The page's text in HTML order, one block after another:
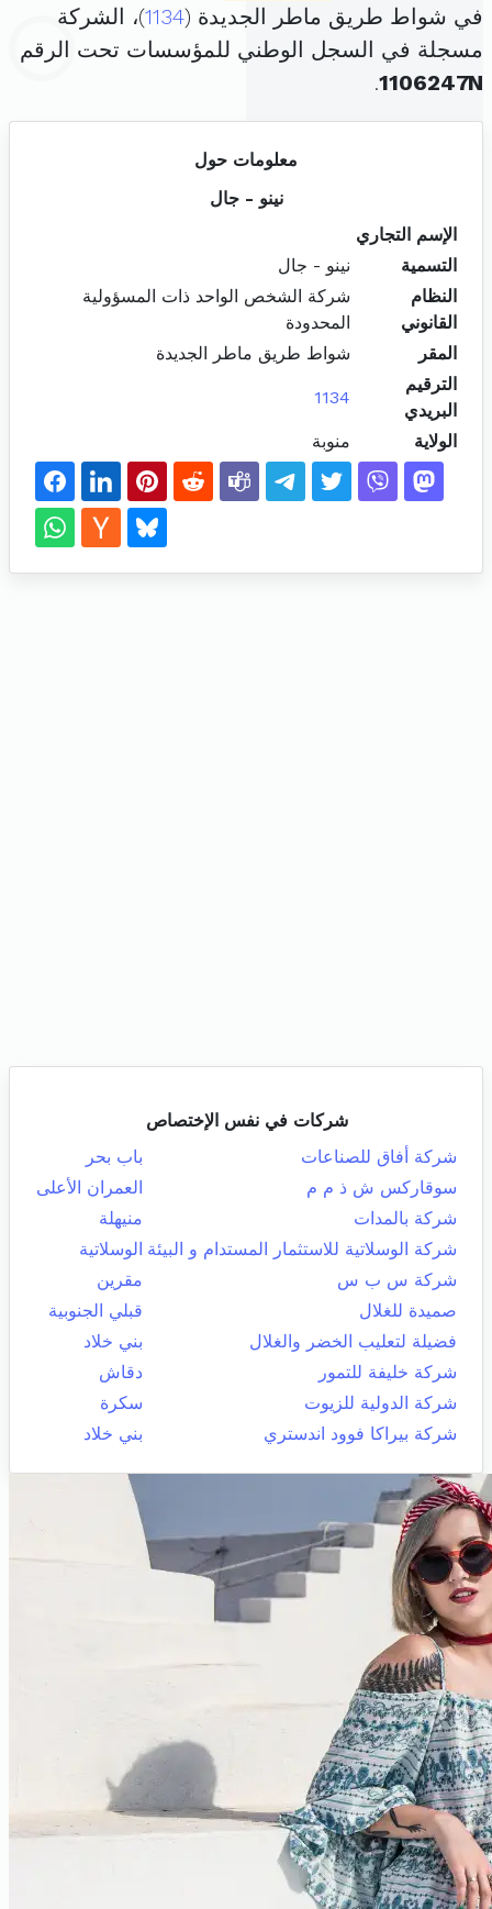
في شواط طريق ماطر الجديدة (1134)، الشركة
مسجلة في السجل الوطني للمؤسسات تحت الرقم
1106247N
.
معلومات حول
نينو - جال
الإسم التجاري
التسمية
نينو - جال
النظام
القانوني
شركة الشخص الواحد ذات المسؤولية
المحدودة
المقر
شواط طريق ماطر الجديدة
الترقيم
البريدي
1134
الولاية منوبة
شركات في نفس الإختصاص
شركة أفاق للصناعات
باب بحر
سوقاركس ش ذ م م
العمران الأعلى
شركة بالمدات
منيهلة
شركة الوسلاتية للاستثمار المستدام و البيئة الوسلاتية
شركة س ب س
مقرين
صميدة للغلال
قبلي الجنوبية
فضيلة لتعليب الخضر والغلال
بني خلاد
شركة خليفة للتمور
دقاش
شركة الدولية للزيوت
سكرة
شركة بيراكا فوود اندستري
بني خلاد